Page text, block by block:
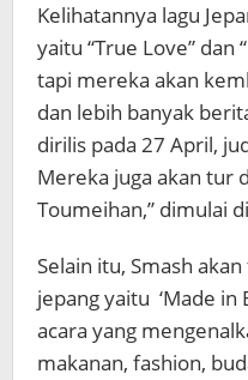
Kelihatannya lagu
yaitu “True Love” dan
tapi mereka akan
dan lebih banyak
dirilis pada 27 April,
Mereka juga akan tur
Toumeihan,” dimulai
Selain itu, Smash
jepang yaitu ‘Made in
acara yang
makanan, fashion,